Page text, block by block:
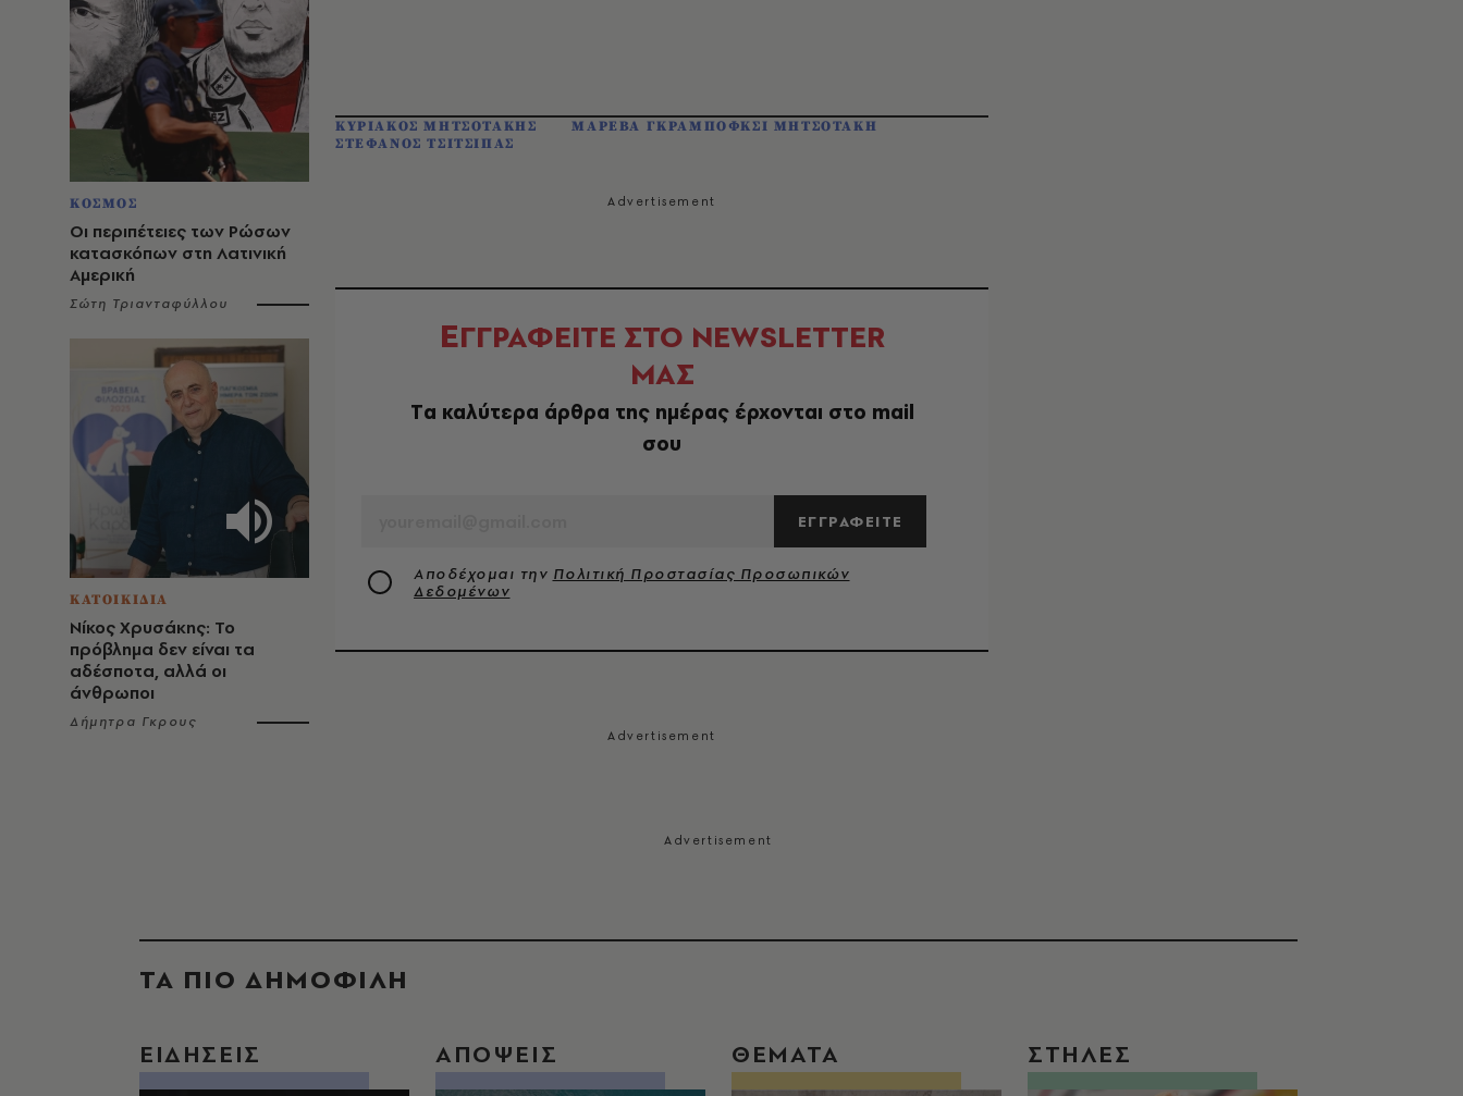
ΚΟΣΜΟΣ
Οι περιπέτειες των Ρώσων
κατασκόπων στη Λατινική
Αμερική
Σώτη Τριανταφύλλου
ΚΑΤΟΙΚΙΔΙΑ
Νίκος Χρυσάκης: Το
πρόβλημα δεν είναι τα
αδέσποτα, αλλά οι
άνθρωποι
Δήμητρα Γκρους
ΚΥΡΙΑΚΟΣ ΜΗΤΣΟΤΑΚΗΣ
ΜΑΡΕΒΑ ΓΚΡΑΜΠΟΦΚΣΙ ΜΗΤΣΟΤΑΚΗ
ΣΤΕΦΑΝΟΣ ΤΣΙΤΣΙΠΑΣ
ΕΓΓΡΑΦΕΙΤΕ ΣΤΟ NEWSLETTER
ΜΑΣ
Tα καλύτερα άρθρα της ημέρας έρχονται στο mail
σου
ΕΓΓΡΑΦΕΙΤΕ
Αποδέχομαι την Πολιτική Προστασίας Προσωπικών
Δεδομένων
ΤΑ ΠΙΟ ΔΗΜΟΦΙΛΗ
ΕΙΔΗΣΕΙΣ ΑΠΟΨΕΙΣ ΘΕΜΑΤΑ ΣΤΗΛΕΣ